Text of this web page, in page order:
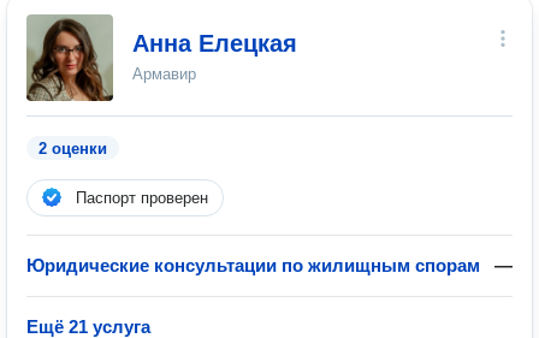
Анна Елецкая
Армавир
2 оценки
Паспорт проверен
Юридические консультации по жилищным спорам —
Ещё 21 услуга